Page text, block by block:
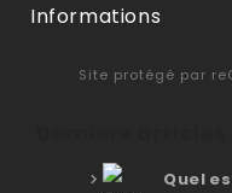
Informations
Site protégé par
Quel